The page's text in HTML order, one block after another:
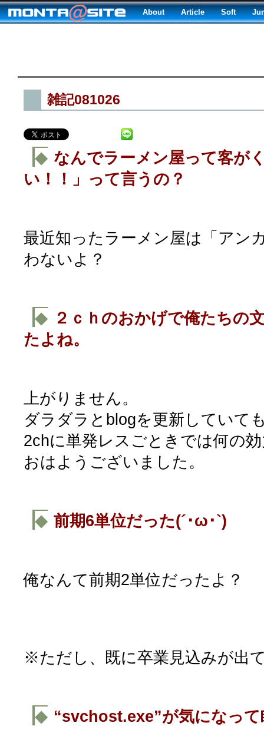
About Article Soft
雑記081026
◆ なんでラーメン屋って客が
い！！」って言うの？
最近知ったラーメン屋は「アン
わないよ？
◆ ２ｃｈのおかげで俺たちの
たよね。
上がりません。
ダラダラとblogを更新していて
2chに単発レスごときでは何の
おはようございました。
◆ 前期6単位だった(´･ω･`)
俺なんて前期2単位だったよ？
※ただし、既に卒業見込みが出
◆ “svchost.exe”が気になっ